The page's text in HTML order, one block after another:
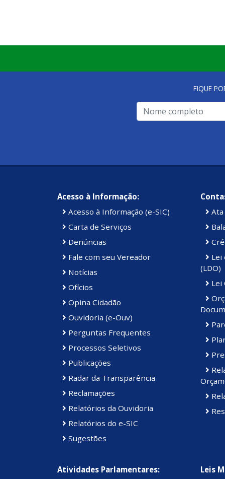
FIQUE
Acesso à Informação:
Acesso à Informação (e-SIC)
Carta de Serviços
Denúncias
Fale com seu Vereador
Notícias
Ofícios
Opina Cidadão
Ouvidoria (e-Ouv)
Perguntas Frequentes
Processos Seletivos
Publicações
Radar da Transparência
Reclamações
Relatórios da Ouvidoria
Relatórios do e-SIC
Sugestões
Lei
(LDO)
Lei
Atividades Parlamentares:
Leis